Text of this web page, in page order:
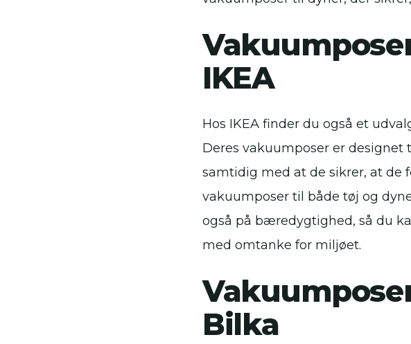
IKEA
Hos IKEA finder du også et
Deres vakuumposer er
samtidig med at de sikrer, at de
vakuumposer til både tøj og
også på bæredygtighed, så du
med omtanke for miljøet.
Bilka